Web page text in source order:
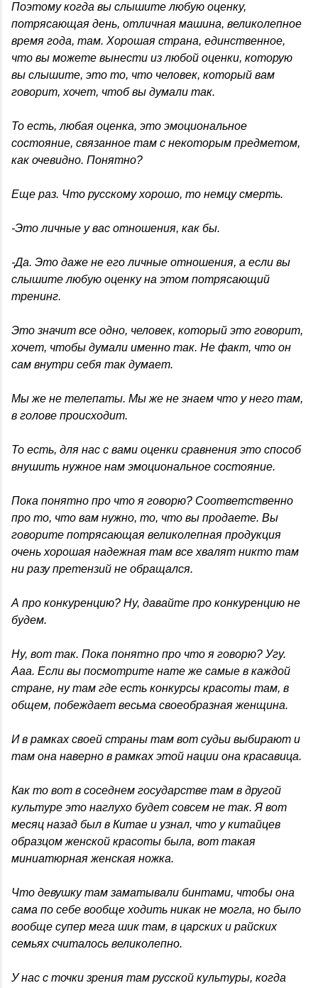
Поэтому когда вы слышите любую оценку,
потрясающая день, отличная машина, великолепное
время года, там. Хорошая страна, единственное,
что вы можете вынести из любой оценки, которую
вы слышите, это то, что человек, который вам
говорит, хочет, чтоб вы думали так.
То есть, любая оценка, это эмоциональное
состояние, связанное там с некоторым предметом,
как очевидно. Понятно?
Еще раз. Что русскому хорошо, то немцу смерть.
-Это личные у вас отношения, как бы.
-Да. Это даже не его личные отношения, а если вы
слышите любую оценку на этом потрясающий
тренинг.
Это значит все одно, человек, который это говорит,
хочет, чтобы думали именно так. Не факт, что он
сам внутри себя так думает.
Мы же не телепаты. Мы же не знаем что у него там,
в голове происходит.
То есть, для нас с вами оценки сравнения это способ
внушить нужное нам эмоциональное состояние.
Пока понятно про что я говорю? Соответственно
про то, что вам нужно, то, что вы продаете. Вы
говорите потрясающая великолепная продукция
очень хорошая надежная там все хвалят никто там
ни разу претензий не обращался.
А про конкуренцию? Ну, давайте про конкуренцию не
будем.
Ну, вот так. Пока понятно про что я говорю? Угу.
Ааа. Если вы посмотрите нате же самые в каждой
стране, ну там где есть конкурсы красоты там, в
общем, побеждает весьма своеобразная женщина.
И в рамках своей страны там вот судьи выбирают и
там она наверно в рамках этой нации она красавица.
Как то вот в соседнем государстве там в другой
культуре это наглухо будет совсем не так. Я вот
месяц назад был в Китае и узнал, что у китайцев
образцом женской красоты была, вот такая
миниатюрная женская ножка.
Что девушку там заматывали бинтами, чтобы она
сама по себе вообще ходить никак не могла, но было
вообще супер мега шик там, в царских и райских
семьях считалось великолепно.
У нас с точки зрения там русской культуры, когда